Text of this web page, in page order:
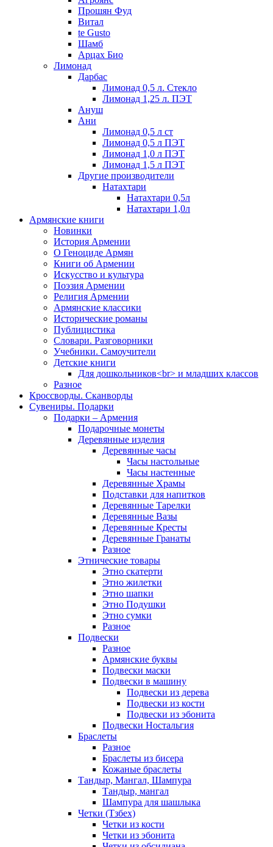
Прошян Фуд
Витал
te Gusto
Шамб
Арцах Био
Лимонад
Дарбас
Лимонад 0,5 л. Стекло
Лимонад 1,25 л. ПЭТ
Ануш
Ани
Лимонад 0,5 л ст
Лимонад 0,5 л ПЭТ
Лимонад 1,0 л ПЭТ
Лимонад 1,5 л ПЭТ
Другие производители
Натахтари
Натахтари 0,5л
Натахтари 1,0л
Армянские книги
Новинки
История Армении
О Геноциде Армян
Книги об Армении
Иcкусство и культура
Поэзия Армении
Религия Армении
Армянские классики
Исторические романы
Публицистика
Словари. Разговорники
Учебники. Самоучители
Детские книги
Для дошкольников<br> и младших классов
Разное
Кроссворды. Сканворды
Сувениры. Подарки
Подарки – Армения
Подарочные монеты
Деревянные изделия
Деревянные часы
Часы настольные
Часы настенные
Деревянные Храмы
Подставки для напитков
Деревянные Тарелки
Деревянные Вазы
Деревянные Кресты
Деревянные Гранаты
Разное
Этнические товары
Этно скатерти
Этно жилетки
Этно шапки
Этно Подушки
Этно сумки
Разное
Подвески
Разное
Армянские буквы
Подвески маски
Подвески в машину
Подвески из дерева
Подвески из кости
Подвески из эбонита
Подвески Ностальгия
Браслеты
Разное
Браслеты из бисера
Кожаные браслеты
Тандыр, Мангал, Шампура
Тандыр, мангал
Шампура для шашлыка
Четки (Тзбех)
Четки из кости
Четки из эбонита